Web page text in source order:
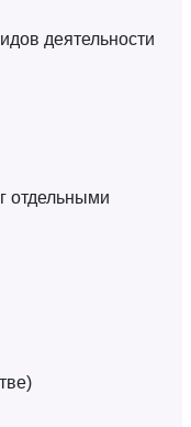
деятельности
отдельными